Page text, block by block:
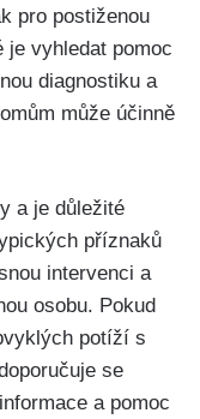
pro postiženou
vyhledat pomoc
diagnostiku a
může účinně
a je důležité
příznaků
intervenci a
osobu. Pokud
potíží s
se
a pomoc